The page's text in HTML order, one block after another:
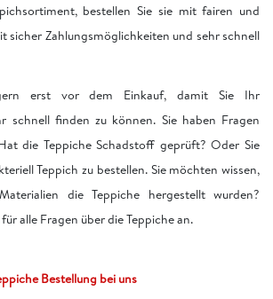
bestellen Sie sie mit fairen und
sicher Zahlungsmöglichkeiten und sehr schnell
erst vor dem Einkauf, damit Sie Ihr
schnell finden zu können. Sie haben Fragen
die Teppiche Schadstoff geprüft? Oder Sie
Teppich zu bestellen. Sie möchten wissen,
die Teppiche hergestellt wurden?
alle Fragen über die Teppiche an.
Bestellung bei uns